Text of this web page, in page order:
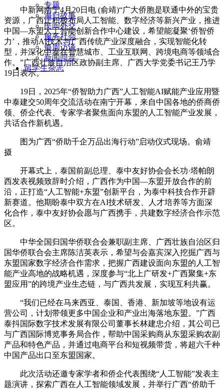
专题
海归故事
民间外交
服务社会
每周访谈
新闻回音
留学生杂志
中新网南宁4月20日电 (俞靖)“广大侨胞是联通中外的宝贵
资源，广西正积极布局人工智能、数字经济等新兴产业，推进
中国—东盟人工智能创新合作中心建设，希望能凝聚‘侨智侨
力’，推动AI技术与广西传统产业深度融合，实现智能化转
型，并深化中泰在智慧城市、工业互联网、跨境电商等领域合
作。”广西壮族自治区政协副主席、广西大学党委书记王乃学
19日表示。
19日，2025年“侨智助力广西”人工智能AI赋能产业应用暨
中泰建交50周年交流活动在南宁开幕，来自中国各地的侨商侨
领、侨企代表、专家学者聚焦面向东盟的人工智能产业发展，
共话合作新机遇。
图为广西“侨助千企万品出海行动”启动仪式现场。俞靖
摄
开幕式上，泰国前副总理、泰中友好协会会长功·塔帕朗
西发表视频致辞时介绍，广西作为中国—东盟开放合作的前
沿，正打造“人工智能+东盟”创新平台，为泰中科技合作开辟
新赛道。他期盼泰中双方在AI技术研发、人才培养等方面深
化合作，泰中友好协会愿与广西携手，共建数字经济合作示范
区。
中华全国归国华侨联合会兼职副主席、广西壮族自治区归
国华侨联合会主席陈洁英表示，希望与会嘉宾深入挖掘广西与
东盟国家数字经济合作需求，把握广西建设面向东盟的人工智
能产业高地的战略机遇，深度参与“北上广研发+广西聚集+东
盟应用”的跨境产业生态链，与广西共发展，实现互利共赢。
“我们已经在马来西亚、泰国、香港、新加坡等地设有运
营公司，计划带领更多中国企业和产业出海落地东盟。”广西
泰抖国际数字技术发展有限公司董事长林建忠介绍，其公司已
与广西国际博览事务局合作，帮助中国采购商从东盟采购农副
产品和特色产品，并通过电商平台和短视频带货，将超六千种
中国产品出口至东盟国家。
此次活动还邀专家学者和侨企代表围绕“人工智能”发表主
题演讲，探索广西在人工智能领域发展，并举行广西“侨助千